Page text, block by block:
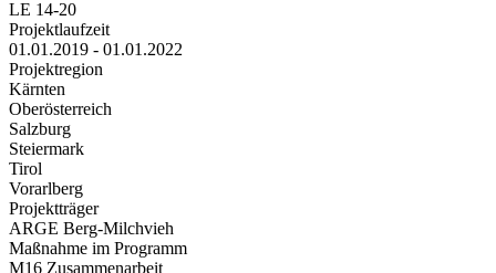
LE 14-20
Projektlaufzeit
01.01.2019 - 01.01.2022
Projektregion
Kärnten
Oberösterreich
Salzburg
Steiermark
Tirol
Vorarlberg
Projektträger
ARGE Berg-Milchvieh
Maßnahme im Programm
M16 Zusammenarbeit